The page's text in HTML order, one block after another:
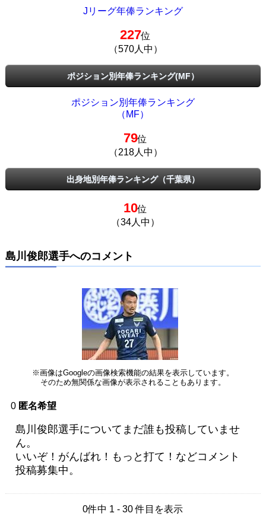
Jリーグ年俸ランキング
227位
（570人中）
ポジション別年俸ランキング(MF）
ポジション別年俸ランキング
（MF）
79位
（218人中）
出身地別年俸ランキング（千葉県）
10位
（34人中）
島川俊郎選手へのコメント
※画像はGoogleの画像検索機能の結果を表示しています。
そのため無関係な画像が表示されることもあります。
0 匿名希望
島川俊郎選手についてまだ誰も投稿していませ
ん。
いいぞ！がんばれ！もっと打て！などコメント
投稿募集中。
0件中 1 - 30 件目を表示